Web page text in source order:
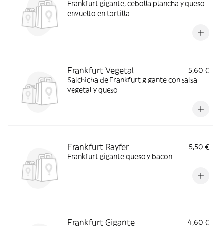
Frankfurt gigante, cebolla plancha y queso
envuelto en tortilla
Frankfurt Vegetal
5,60 €
Salchicha de Frankfurt gigante con salsa
vegetal y queso
Frankfurt Rayfer
5,50 €
Frankfurt gigante queso y bacon
Frankfurt Gigante
4,60 €